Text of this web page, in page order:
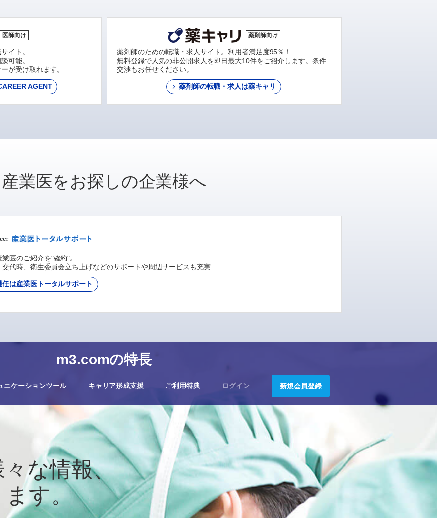
m3.comの特長
ニケーションツール キャリア形成支援 ご利用特典 ログイン 新規会員登録
医師向け
イト。
可能。
が受け取れます。
AGENT
薬剤師向け
薬剤師のための転職・求人サイト。利用者満足度95％！
無料登録で人気の非公開求人を即日最大10件をご紹介します。条件
交渉もお任せください。
薬剤師の転職・求人は薬キャリ
産業医をお探しの企業様へ
医のご紹介を"確約"。
交代時、衛生委員会立ち上げなどのサポートや周辺サービスも充実
任は産業医トータルサポート
な情報、
ます。